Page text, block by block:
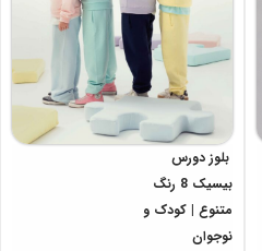
بلوز دورس
بیسیک 8 رنگ
متنوع | کودک و
نوجوان